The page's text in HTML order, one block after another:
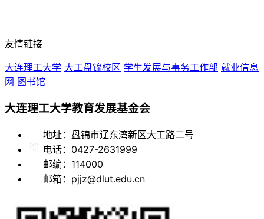
友情链接
大连理工大学 大工盘锦校区 学生发展与事务工作部 就业信息
网 图书馆
大连理工大学教育发展基金会
地址：盘锦市辽东湾新区大工路二号
电话：0427-2631999
邮编：114000
邮箱：pjjz@dlut.edu.cn